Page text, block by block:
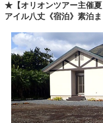
★【オリオンツアー主催夏
アイル八丈《宿泊》素泊